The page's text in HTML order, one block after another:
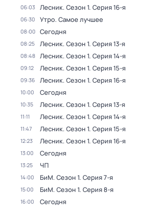
06:03 Лесник. Сезон 1. Серия 16-я
06:30 Утро. Самое лучшее
08:00 Сегодня
08:25 Лесник. Сезон 1. Серия 13-я
08:48 Лесник. Сезон 1. Серия 14-я
09:12 Лесник. Сезон 1. Серия 15-я
09:36 Лесник. Сезон 1. Серия 16-я
10:00 Сегодня
10:35 Лесник. Сезон 1. Серия 13-я
11:11 Лесник. Сезон 1. Серия 14-я
11:47 Лесник. Сезон 1. Серия 15-я
12:23 Лесник. Сезон 1. Серия 16-я
13:00 Сегодня
13:25 ЧП
14:00 БиМ. Сезон 1. Серия 7-я
15:00 БиМ. Сезон 1. Серия 8-я
16:00 Сегодня